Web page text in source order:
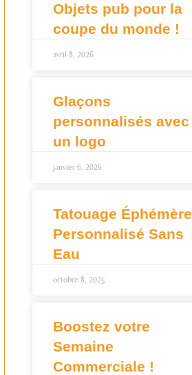
Objets pub pour la
coupe du monde !
avril 8, 2026
Glaçons
personnalisés avec
un logo
janvier 6, 2026
Tatouage Éphémère
Personnalisé Sans
Eau
octobre 8, 2025
Boostez votre
Semaine
Commerciale !